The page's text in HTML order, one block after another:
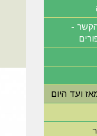
-
ועד היום